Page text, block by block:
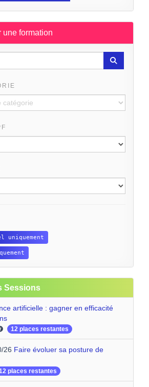
une formation
uniquement
Sessions
artificielle : gagner en efficacité
12 places restantes
26 Faire évoluer sa posture de
places restantes